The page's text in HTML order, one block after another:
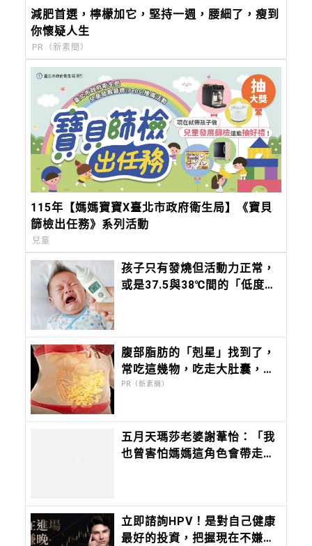
減肥首選，檸檬加它，堅持一週，腰細了，瘦到
你懷疑人生
PR（新素簡）
115年【媽媽寶寶X臺北市政府衛生局】《寶貝
篩檢出任務》系列活動
兒童
孩子只有發燒但活動力正常，
或是37.5與38℃間的「低度發
腹部脂肪的「剋星」找到了，
常吃這幾物，吃走大肚囊，瘦
出小蠻腰
PR（新素簡）
五月天瑪莎老婆謝葦怡：「我
也曾害怕媽媽這角色會帶走我
跟羨慕。」
立即諮詢HPV！是對自己健康
最好的投資，把握現在不嫌